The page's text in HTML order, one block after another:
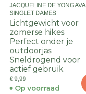
JACQUELINE DE YONG AVA
SINGLET DAMES
Lichtgewicht voor
zomerse hikes
Perfect onder je
outdoorjas
Sneldrogend voor
actief gebruik
€ 9,99
Op voorraad